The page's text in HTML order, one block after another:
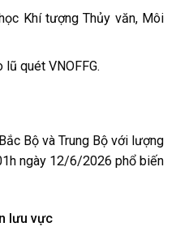
Khí tượng Thủy văn, Môi
quét VNOFFG.
Bộ và Trung Bộ với lượng
ngày 12/6/2026 phổ biến
lưu vực